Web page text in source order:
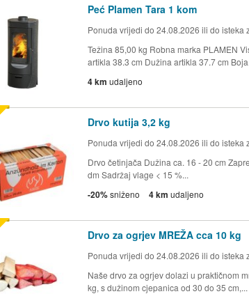
Peć Plamen Tara 1 kom
Ponuda vrijedi do 24.08.2026 ili do isteka
Težina 85,00 kg Robna marka PLAMEN
artikla 38.3 cm Dužina artikla 37.7 cm
4 km udaljeno
Drvo kutija 3,2 kg
Ponuda vrijedi do 24.08.2026 ili do isteka
Drvo četinjača Dužina ca. 16 - 20 cm
dm Sadržaj vlage < 15 %...
-20%sniženo 4 km udaljeno
Drvo za ogrjev MREŽA cca 10 kg
Ponuda vrijedi do 24.08.2026 ili do isteka
Naše drvo za ogrjev dolazi u praktičnom
kg, s dužinom cjepanica od 30 do 35 cm,...